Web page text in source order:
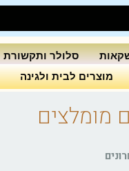
סלולר ותקשורת
מוצרים לבית ולגינה
מומלצים